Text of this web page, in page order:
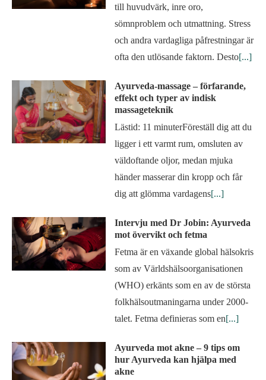
till huvudvärk, inre oro,
sömnproblem och utmattning. Stress
och andra vardagliga påfrestningar är
ofta den utlösande faktorn. Desto[...]
Ayurveda-massage – förfarande,
effekt och typer av indisk
massageteknik
Lästid: 11 minuterFöreställ dig att du
ligger i ett varmt rum, omsluten av
väldoftande oljor, medan mjuka
händer masserar din kropp och får
dig att glömma vardagens[...]
Intervju med Dr Jobin: Ayurveda
mot övervikt och fetma
Fetma är en växande global hälsokris
som av Världshälsoorganisationen
(WHO) erkänts som en av de största
folkhälsoutmaningarna under 2000-
talet. Fetma definieras som en[...]
Ayurveda mot akne – 9 tips om
hur Ayurveda kan hjälpa med
akne